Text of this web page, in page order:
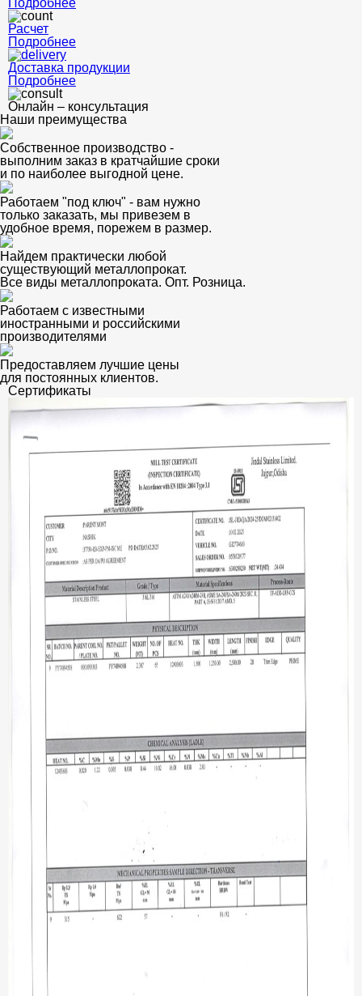
Расчет
Подробнее
Доставка продукции
Подробнее
Онлайн – консультация
Наши преимущества
Собственное производство -
выполним заказ в кратчайшие сроки
и по наиболее выгодной цене.
Работаем "под ключ" - вам нужно
только заказать, мы привезем в
удобное время, порежем в размер.
Найдем практически любой
существующий металлопрокат.
Все виды металлопроката. Опт. Розница.
Работаем с известными
иностранными и российскими
производителями
Предоставляем лучшие цены
для постоянных клиентов.
Сертификаты